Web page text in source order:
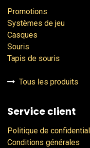
Promotions
Systèmes de jeu
Casques
Souris
Tapis de souris
Tous les produits
Service client
Politique de
Conditions générales